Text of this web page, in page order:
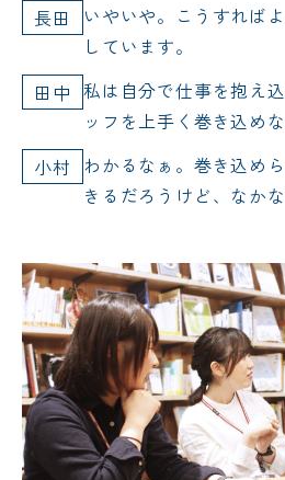
長田
いやいや。こうすれば
しています。
田中 私は自分で仕事を抱え
ッフを上手く巻き込めな
小村 わかるなぁ。巻き込め
きるだろうけど、なか